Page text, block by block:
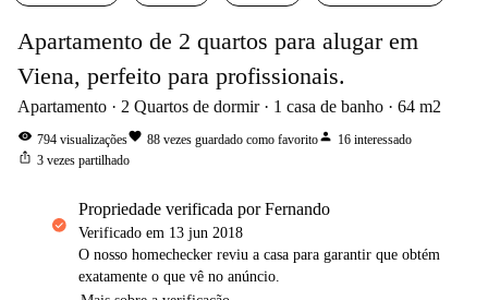
Apartamento de 2 quartos para alugar em
Viena, perfeito para profissionais.
Apartamento 2 Quartos de dormir 1 casa de banho 64 m2
visibility 794 visualizaçõesfavorite 88 vezes guardado como favoritoperson 16 interessado
ios_share 3 vezes partilhado
propriedade verificada por Fernando
Verificado em 13 jun 2018
O nosso homechecker reviu a casa para garantir que obtém
exatamente o que vê no anúncio.